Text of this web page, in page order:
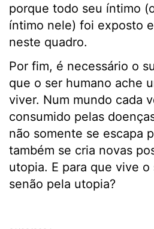
porque todo seu íntimo
íntimo nele) foi exposto
neste quadro.
Por fim, é necessário o
que o ser humano ache
viver. Num mundo cada
consumido pelas
não somente se escapa
também se cria novas
utopia. E para que vive o
senão pela utopia?